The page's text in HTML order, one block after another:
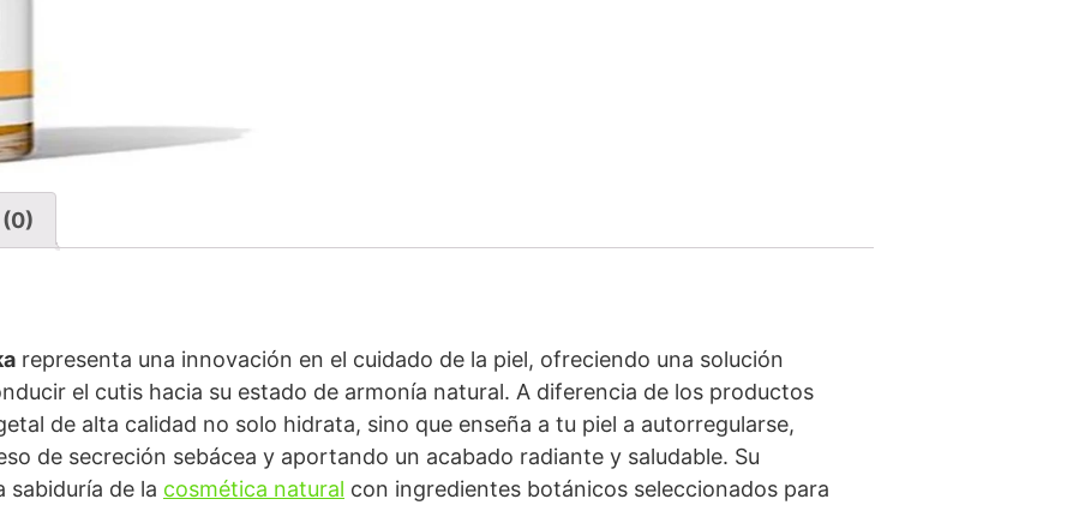
representa una innovación en el cuidado de la piel, ofreciendo una solución
el cutis hacia su estado de armonía natural. A diferencia de los productos
de alta calidad no solo hidrata, sino que enseña a tu piel a autorregularse,
de secreción sebácea y aportando un acabado radiante y saludable. Su
de la cosmética natural con ingredientes botánicos seleccionados para